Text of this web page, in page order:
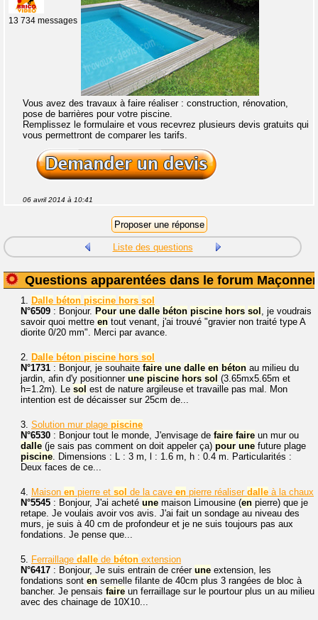
13 734 messages
Vous avez des travaux à faire réaliser : construction, rénovation,
pose de barrières pour votre piscine.
Remplissez le formulaire et vous recevrez plusieurs devis gratuits qui
vous permettront de comparer les tarifs.
06 avril 2014 à 10:41
Liste des questions
Questions apparentées dans le forum
1. Dalle béton piscine hors sol
N°6509 : Bonjour. Pour une dalle béton piscine hors sol , je voudrais
savoir quoi mettre en tout venant, j'ai trouvé "gravier non traité type A
diorite 0/20 mm". Merci par avance.
2. Dalle béton piscine hors sol
N°1731 : Bonjour, je souhaite faire une dalle en béton au milieu du
jardin, afin d'y positionner une piscine hors sol (3.65mx5.65m et
h=1.2m). Le sol est de nature argileuse et travaille pas mal. Mon
intention est de décaisser sur 25cm de...
3. Solution mur plage piscine
N°6530 : Bonjour tout le monde, J'envisage de faire faire un mur ou
dalle (je sais pas comment on doit appeler ça) pour une future plage
piscine . Dimensions : L : 3 m, l : 1.6 m, h : 0.4 m. Particularités :
Deux faces de ce...
4. Maison en pierre et sol de la cave en pierre réaliser dalle à la chaux
N°5545 : Bonjour, J'ai acheté une maison Limousine (en pierre) que je
retape. Je voulais avoir vos avis. J'ai fait un sondage au niveau des
murs, je suis à 40 cm de profondeur et je ne suis toujours pas aux
fondations. Je pense que...
5. Ferraillage dalle de béton extension
N°6417 : Bonjour, Je suis entrain de créer une extension, les
fondations sont en semelle filante de 40cm plus 3 rangées de bloc à
bancher. Je pensais faire un ferraillage sur le pourtour plus un au milieu
avec des chainage de 10X10...